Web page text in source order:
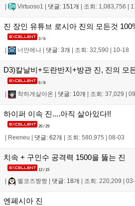
Virtuoso1 댓글: 151개 조회: 1,083,756
진 장인 유튜브 로시아 진의 모든것
3 / 6
너안에나 댓글: 3개 조회: 32,590 10-18
D3)칼날비+도란반지+방관 진, 진의 모
6 / 8
| 착하게살아온 | 댓글: 10개 | 조회: 37,029 |
하이퍼 이속 진....아직 살아있다!!
26 / 29
Reeneu 댓글: 62개 조회: 580,975 08-03
치속 + 구인수 공격력 1500을 뚫는 진
12 / 15
벨코즈짱짱 댓글: 18개 조회: 220,209
엔페시아 진